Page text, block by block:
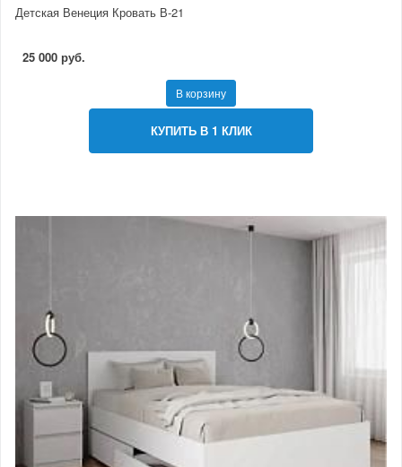
Детская Венеция Кровать В-21
25 000 руб.
В корзину
КУПИТЬ В 1 КЛИК